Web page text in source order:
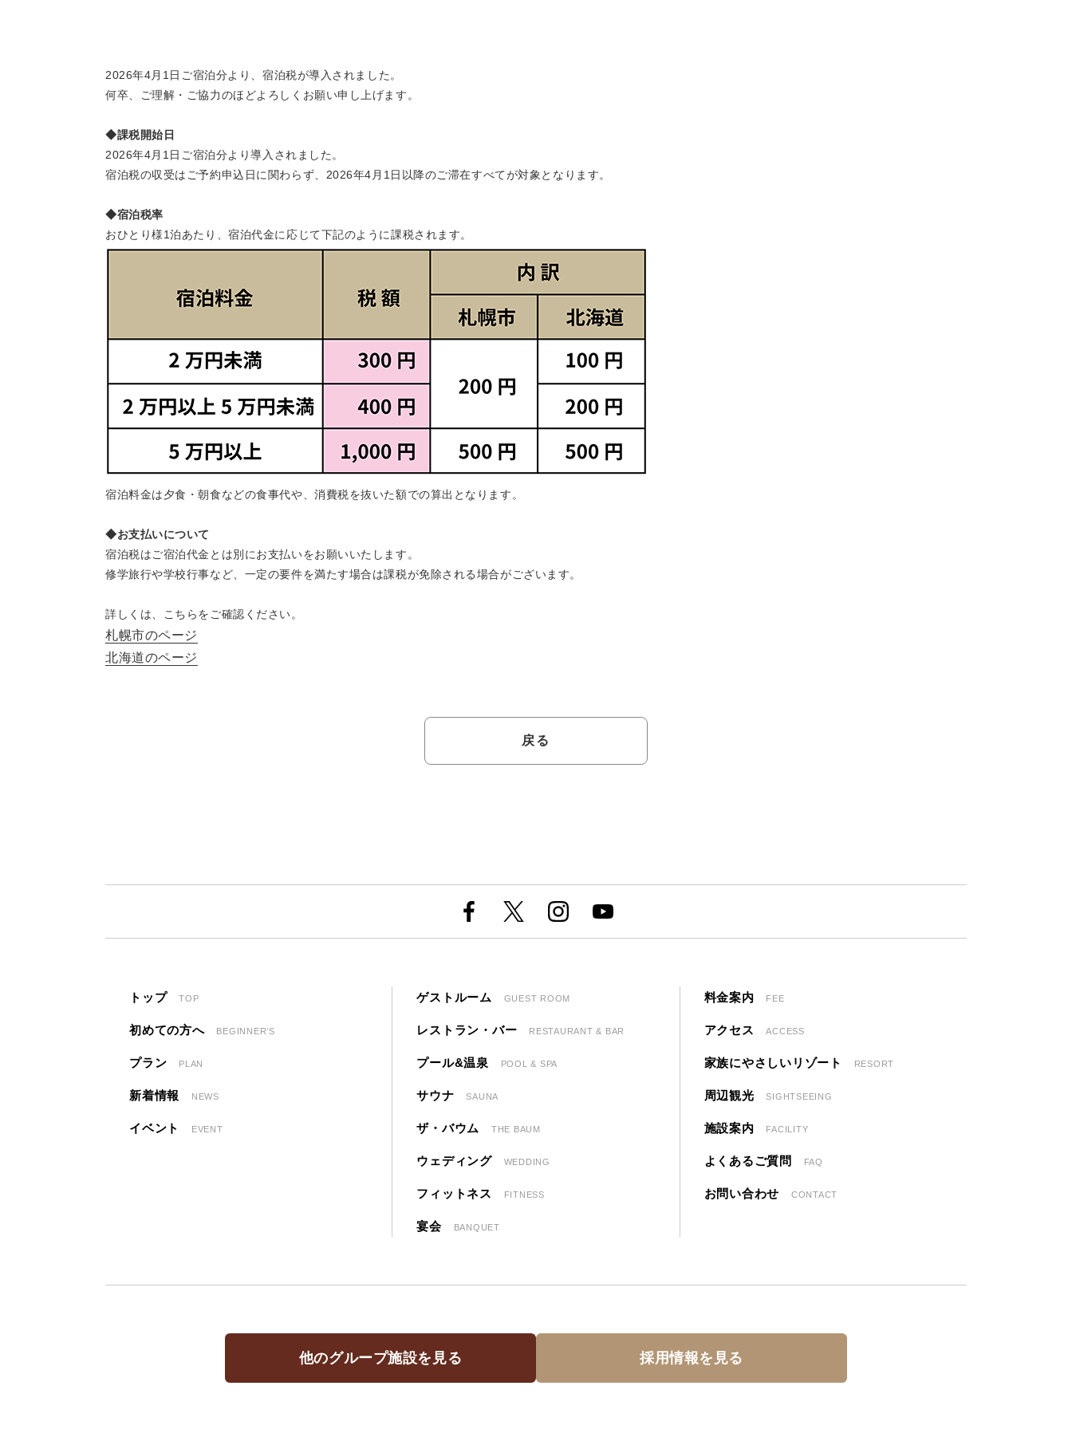
2026年4月1日ご宿泊分より、宿泊税が導入されました。
何卒、ご理解・ご協力のほどよろしくお願い申し上げます。
◆課税開始日
2026年4月1日ご宿泊分より導入されました。
宿泊税の収受はご予約申込日に関わらず、2026年4月1日以降のご滞在すべてが対象となります。
◆宿泊税率
おひとり様1泊あたり、宿泊代金に応じて下記のように課税されます。
宿泊料金は夕食・朝食などの食事代や、消費税を抜いた額での算出となります。
◆お支払いについて
宿泊税はご宿泊代金とは別にお支払いをお願いいたします。
修学旅行や学校行事など、一定の要件を満たす場合は課税が免除される場合がございます。
詳しくは、こちらをご確認ください。
札幌市のページ
北海道のページ
戻る
トップ TOP
初めての方へ BEGINNER’S
プラン PLAN
新着情報 NEWS
イベント EVENT
ゲストルーム GUEST ROOM
レストラン・バー RESTAURANT & BAR
プール&温泉 POOL & SPA
サウナ SAUNA
ザ・バウム THE BAUM
ウェディング WEDDING
フィットネス FITNESS
宴会 BANQUET
料金案内 FEE
アクセス ACCESS
家族にやさしいリゾート RESORT
周辺観光 SIGHTSEEING
施設案内 FACILITY
よくあるご質問 FAQ
お問い合わせ CONTACT
他のグループ施設を見る 採用情報を見る